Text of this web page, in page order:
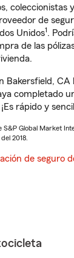
coleccionistas
de
Unidos1.
de las
Bakersfield,
completado
rápido y
S&P Global Market
2018.
de seguro